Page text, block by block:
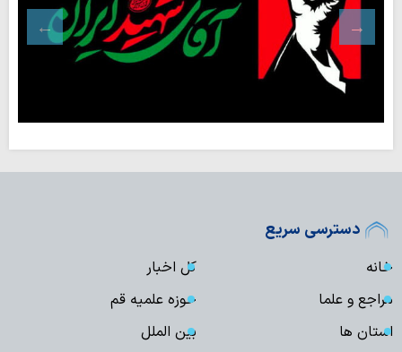
دسترسی سریع
خانه
کل اخبار
مراجع و علما
حوزه علمیه قم
استان ها
بین الملل